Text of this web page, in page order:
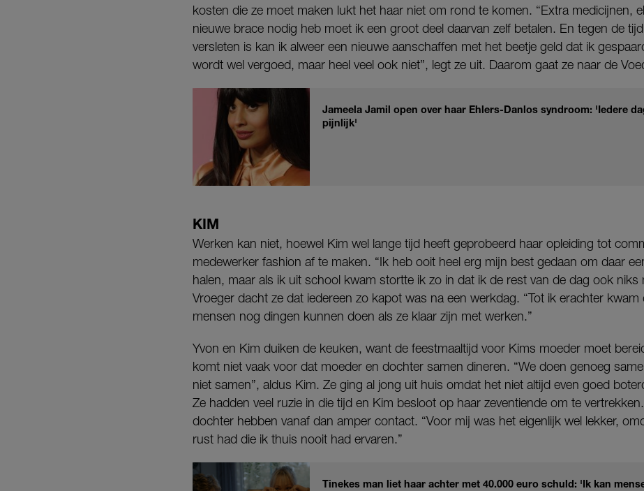
kosten die ze moet maken lukt het haar niet om rond te komen. “Extra medicijnen,
nieuwe brace nodig heb moet ik een groot deel daarvan zelf betalen. En tegen de
versleten is kan ik alweer een nieuwe aanschaffen met het beetje geld dat ik
wordt wel vergoed, maar heel veel ook niet”, legt ze uit. Daarom gaat ze naar de
Jameela Jamil open over haar Ehlers-Danlos syndroom: 'Iedere
pijnlijk'
KIM
Werken kan niet, hoewel Kim wel lange tijd heeft geprobeerd haar opleiding tot
medewerker fashion af te maken. “Ik heb ooit heel erg mijn best gedaan om daar
halen, maar als ik uit school kwam stortte ik zo in dat ik de rest van de dag ook niks
Vroeger dacht ze dat iedereen zo kapot was na een werkdag. “Tot ik erachter kwam
mensen nog dingen kunnen doen als ze klaar zijn met werken.”
Yvon en Kim duiken de keuken, want de feestmaaltijd voor Kims moeder moet
komt niet vaak voor dat moeder en dochter samen dineren. “We doen genoeg
niet samen”, aldus Kim. Ze ging al jong uit huis omdat het niet altijd even goed
Ze hadden veel ruzie in die tijd en Kim besloot op haar zeventiende om te
dochter hebben vanaf dan amper contact. “Voor mij was het eigenlijk wel lekker,
rust had die ik thuis nooit had ervaren.”
Tinekes man liet haar achter met 40.000 euro schuld: 'Ik kan